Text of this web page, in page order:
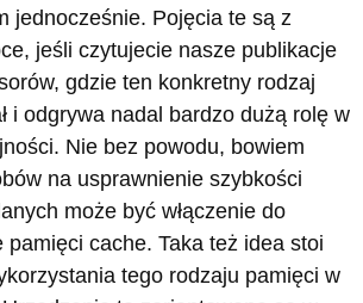
jednocześnie. Pojęcia te są z
jeśli czytujecie nasze publikacje
gdzie ten konkretny rodzaj
i odgrywa nadal bardzo dużą rolę w
Nie bez powodu, bowiem
na usprawnienie szybkości
może być włączenie do
pamięci cache. Taka też idea stoi
tego rodzaju pamięci w